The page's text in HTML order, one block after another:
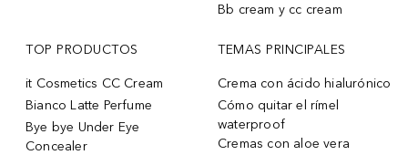
Bb cream y cc cream
TOP PRODUCTOS
it Cosmetics CC Cream
Bianco Latte Perfume
Bye bye Under Eye
Concealer
TEMAS PRINCIPALES
Crema con ácido hialurónico
Cómo quitar el rímel
waterproof
Cremas con aloe vera